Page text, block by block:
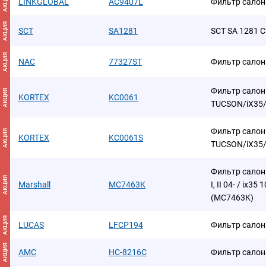
АКЦИЯ SCT SA1281 SCT SA 1281
АКЦИЯ NAC 77327ST Фильтр
АКЦИЯ KORTEX KC0061
Фильтр
TUCSON/
АКЦИЯ KORTEX KC0061S
Фильтр
TUCSON/
АКЦИЯ Marshall MC7463K
Фильтр
I, II 04- / ix35
(MC7463K)
АКЦИЯ LUCAS LFCP194 Фильтр
АКЦИЯ AMC HC-8216C Фильтр